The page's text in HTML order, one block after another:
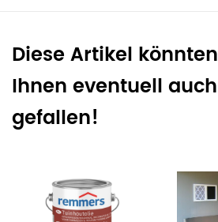
Diese Artikel könnten
Ihnen eventuell auch
gefallen!